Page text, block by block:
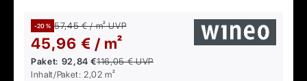
-20 % 57,45 € / m²UVP
45,96 € / m²
Paket: 92,84 €116,05 €UVP
Inhalt/Paket:2,02 m²